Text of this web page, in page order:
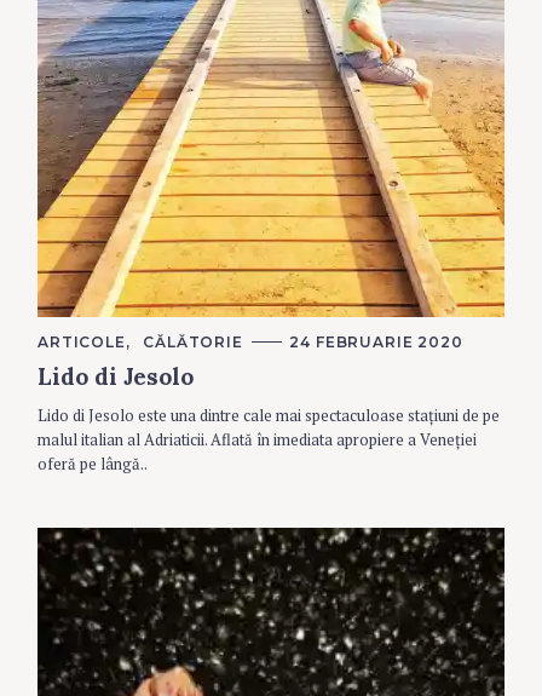
C
T
E
G
O
R
E
ARTICOLE CĂLĂTORIE 24 FEBRUARIE 2020
Lido di Jesolo
Lido di Jesolo este una dintre cale mai spectaculoase stațiuni de pe
malul italian al Adriaticii. Aflată în imediata apropiere a Veneției
oferă pe lângă..